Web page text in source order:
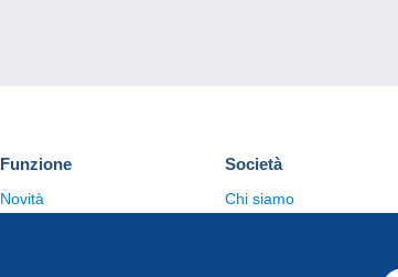
Funzione
Novità
Società
Chi siamo